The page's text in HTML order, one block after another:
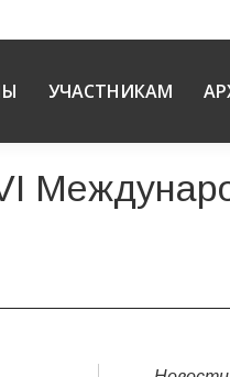
УЧАСТНИКАМ